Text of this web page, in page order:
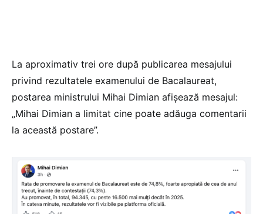
La aproximativ trei ore după publicarea mesajului
privind rezultatele examenului de Bacalaureat,
postarea ministrului Mihai Dimian afișează mesajul:
„Mihai Dimian a limitat cine poate adăuga comentarii
la această postare”.